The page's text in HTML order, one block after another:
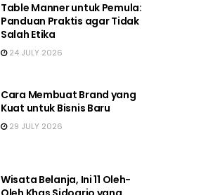
Table Manner untuk Pemula:
Panduan Praktis agar Tidak
Salah Etika
24 JULY 2026
Cara Membuat Brand yang
Kuat untuk Bisnis Baru
29 JULY 2026
Wisata Belanja, Ini 11 Oleh-